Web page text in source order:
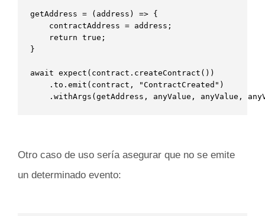
getAddress = (address) => {
    contractAddress = address;
    return true;
}
await expect(contract.createContract())
    .to.emit(contract, "ContractCreated")
.withArgs(getAddress, anyValue, anyValue,
Otro caso de uso sería asegurar que no se emite
un determinado evento: